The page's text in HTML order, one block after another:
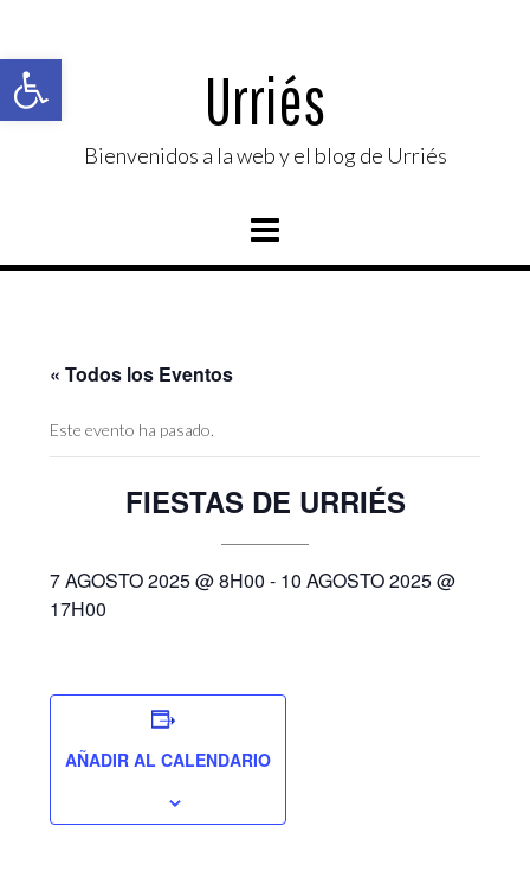
Abrir barra de herramientas
contenido
Urriés
Bienvenidos a la web y el blog de Urriés
« Todos los Eventos
Este evento ha pasado.
FIESTAS DE URRIÉS
7 AGOSTO 2025 @ 8H00 - 10 AGOSTO 2025 @
17H00
AÑADIR AL CALENDARIO